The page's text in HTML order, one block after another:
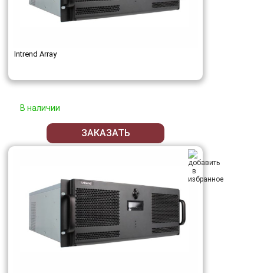
Intrend Array
В наличии
ЗАКАЗАТЬ